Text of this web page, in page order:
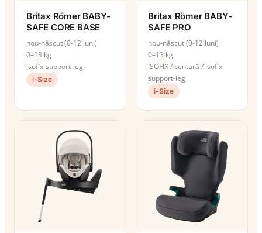
Britax Römer BABY-
SAFE CORE BASE
nou-născut (0-12 luni)
0–13 kg
isofix-support-leg
i-Size
Britax Römer BABY-
SAFE PRO
nou-născut (0-12 luni)
0–13 kg
ISOFIX / centură / isofix-
support-leg
i-Size